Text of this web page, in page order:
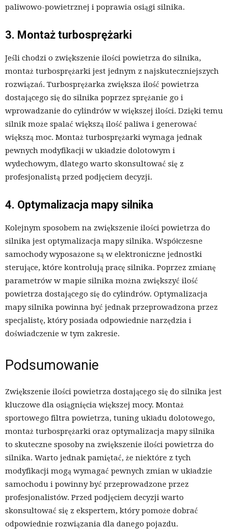
paliwowo-powietrznej i poprawia osiągi silnika.
3. Montaż turbosprężarki
Jeśli chodzi o zwiększenie ilości powietrza do silnika,
montaż turbosprężarki jest jednym z najskuteczniejszych
rozwiązań. Turbosprężarka zwiększa ilość powietrza
dostającego się do silnika poprzez sprężanie go i
wprowadzanie do cylindrów w większej ilości. Dzięki temu
silnik może spalać większą ilość paliwa i generować
większą moc. Montaż turbosprężarki wymaga jednak
pewnych modyfikacji w układzie dolotowym i
wydechowym, dlatego warto skonsultować się z
profesjonalistą przed podjęciem decyzji.
4. Optymalizacja mapy silnika
Kolejnym sposobem na zwiększenie ilości powietrza do
silnika jest optymalizacja mapy silnika. Współczesne
samochody wyposażone są w elektroniczne jednostki
sterujące, które kontrolują pracę silnika. Poprzez zmianę
parametrów w mapie silnika można zwiększyć ilość
powietrza dostającego się do cylindrów. Optymalizacja
mapy silnika powinna być jednak przeprowadzona przez
specjalistę, który posiada odpowiednie narzędzia i
doświadczenie w tym zakresie.
Podsumowanie
Zwiększenie ilości powietrza dostającego się do silnika jest
kluczowe dla osiągnięcia większej mocy. Montaż
sportowego filtra powietrza, tuning układu dolotowego,
montaż turbosprężarki oraz optymalizacja mapy silnika
to skuteczne sposoby na zwiększenie ilości powietrza do
silnika. Warto jednak pamiętać, że niektóre z tych
modyfikacji mogą wymagać pewnych zmian w układzie
samochodu i powinny być przeprowadzone przez
profesjonalistów. Przed podjęciem decyzji warto
skonsultować się z ekspertem, który pomoże dobrać
odpowiednie rozwiązania dla danego pojazdu.